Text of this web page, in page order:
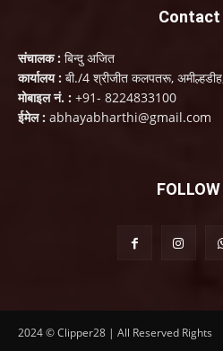
Contact
संचालक : बिन्दु अजित
कार्यालय : बी./4 श्रीजीत कलपतरू,
मोबाइल नं. : +91- 8224833100
ईमेल : abhayabharthi@gmail.com
2024 © Clipper28 | All Reserved Rights